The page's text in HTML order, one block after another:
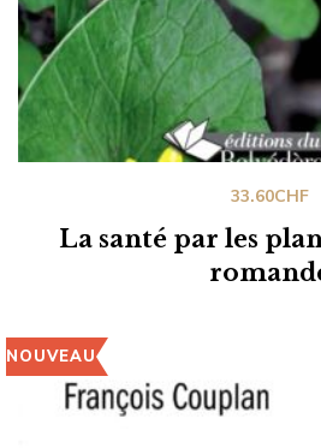
La santé par les
33.60CHF
NOUVEAU